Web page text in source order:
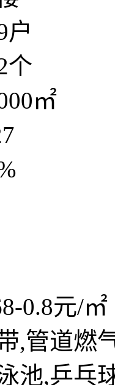
户
个
㎡
0.8元/㎡
,管道燃
池,乒乓